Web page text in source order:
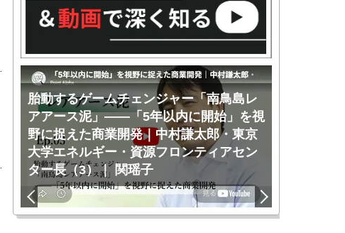
胎動するゲームチェンジャー「南鳥島レ
アアース泥」――「5年以内に開始」を視
野に捉えた商業開発｜中村謙太郎・東京
大学エネルギー・資源フロンティアセン
ター長（3）｜ 関瑶子